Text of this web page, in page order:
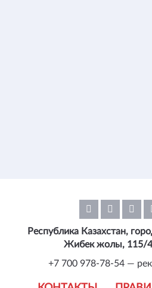
Республика Казахстан,
Жибек жолы, 115/
+7 700 978-78-54 —